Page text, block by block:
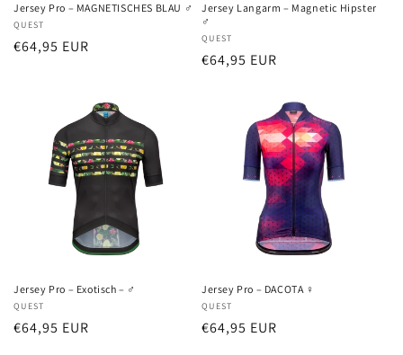
Jersey Pro – MAGNETISCHES BLAU ♂
Anbieter:
QUEST
Normaler
€64,95 EUR
Jersey Langarm – Magnetic Hipster
♂
Anbieter:
QUEST
Normaler
€64,95 EUR
Jersey Pro – Exotisch – ♂
Anbieter:
QUEST
Normaler
€64,95 EUR
Jersey Pro – DACOTA ♀
Anbieter:
QUEST
Normaler
€64,95 EUR